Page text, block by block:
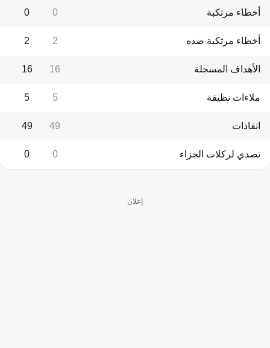
أخطاء مرتكبة 0
0
أخطاء مرتكبة ضده 2
2
الأهداف المسجلة 16
16
ملاءات نظيفة 5
5
انقاذات 49
49
تصدي لركلات الجزاء 0
0
إعلان